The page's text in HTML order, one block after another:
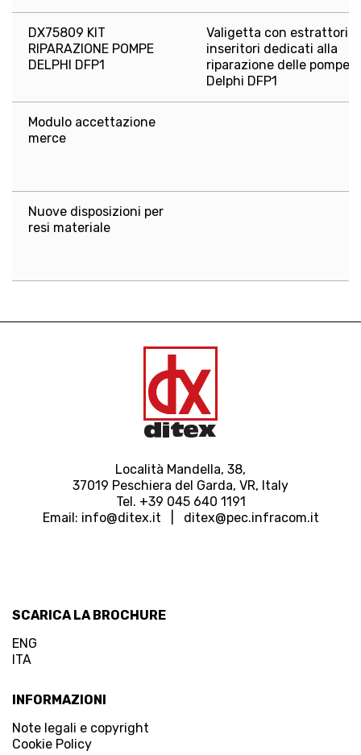
DX75809 KIT
RIPARAZIONE POMPE
DELPHI DFP1
Valigetta con estrattori
inseritori dedicati alla
riparazione delle pompe
Delphi DFP1
Modulo accettazione
merce
Nuove disposizioni per
resi materiale
Località Mandella, 38,
37019 Peschiera del Garda, VR, Italy
Tel. +39 045 640 1191
Email: info@ditex.it | ditex@pec.infracom.it
SCARICA LA BROCHURE
ENG
ITA
INFORMAZIONI
Note legali e copyright
Cookie Policy